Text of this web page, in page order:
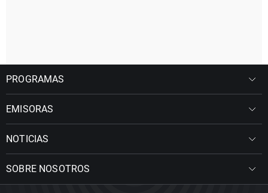
PROGRAMAS
EMISORAS
NOTICIAS
SOBRE NOSOTROS